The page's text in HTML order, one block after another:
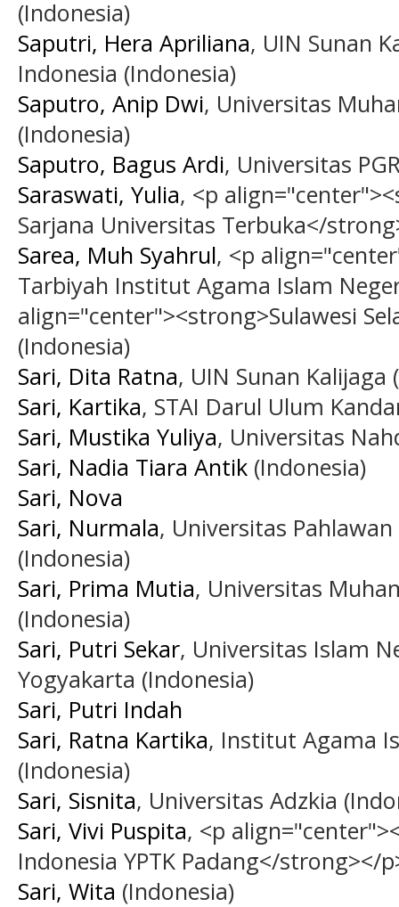
(Indonesia)
Saputri, Hera Apriliana, UIN Sunan
Indonesia (Indonesia)
Saputro, Anip Dwi, Universitas
(Indonesia)
Saputro, Bagus Ardi, Universitas
Saraswati, Yulia, <p
Sarjana Universitas Terbuka</
Sarea, Muh Syahrul, <p
Tarbiyah Institut Agama Islam
align="center"><strong>Sulawesi
(Indonesia)
Sari, Dita Ratna, UIN Sunan Kalijaga
Sari, Kartika, STAI Darul Ulum
Sari, Mustika Yuliya, Universitas
Sari, Nadia Tiara Antik (Indonesia)
Sari, Nova
Sari, Nurmala, Universitas
(Indonesia)
Sari, Prima Mutia, Universitas
(Indonesia)
Sari, Putri Sekar, Universitas Islam
Yogyakarta (Indonesia)
Sari, Putri Indah
Sari, Ratna Kartika, Institut Agama
(Indonesia)
Sari, Sisnita, Universitas Adzkia
Sari, Vivi Puspita, <p
Indonesia YPTK Padang</strong></
Sari, Wita (Indonesia)